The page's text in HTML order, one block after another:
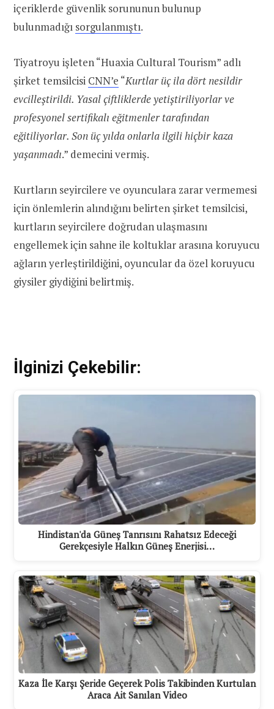
içeriklerde güvenlik sorununun bulunup
bulunmadığı sorgulanmıştı.
Tiyatroyu işleten “Huaxia Cultural Tourism” adlı
şirket temsilcisi CNN’e “Kurtlar üç ila dört nesildir
evcilleştirildi. Yasal çiftliklerde yetiştiriliyorlar ve
profesyonel sertifikalı eğitmenler tarafından
eğitiliyorlar. Son üç yılda onlarla ilgili hiçbir kaza
yaşanmadı.” demecini vermiş.
Kurtların seyircilere ve oyunculara zarar vermemesi
için önlemlerin alındığını belirten şirket temsilcisi,
kurtların seyircilere doğrudan ulaşmasını
engellemek için sahne ile koltuklar arasına koruyucu
ağların yerleştirildiğini, oyuncular da özel koruyucu
giysiler giydiğini belirtmiş.
İlginizi Çekebilir:
Hindistan'da Güneş Tanrısını Rahatsız Edeceği
Gerekçesiyle Halkın Güneş Enerjisi…
Kaza İle Karşı Şeride Geçerek Polis Takibinden Kurtulan
Araca Ait Sanılan Video